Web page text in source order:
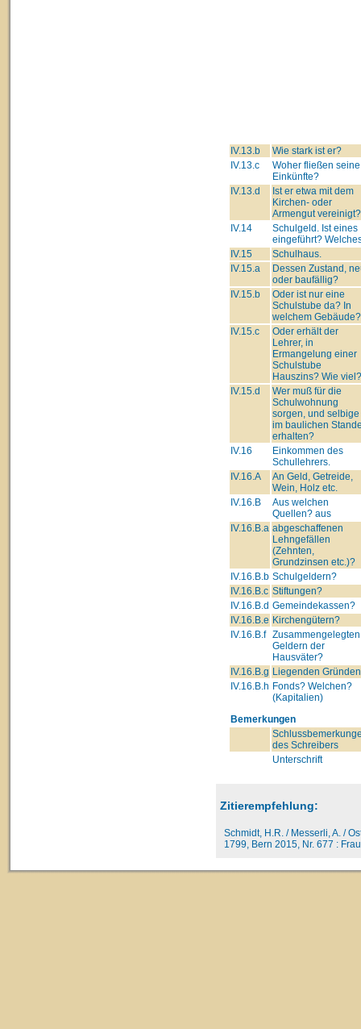
IV.13.b
Wie stark ist er?
IV.13.c
Woher fließen seine
Einkünfte?
IV.13.d
Ist er etwa mit dem
Kirchen- oder
Armengut vereinigt?
IV.14
Schulgeld. Ist eines
eingeführt?
IV.15
Schulhaus.
IV.15.a
Dessen Zustand,
oder baufällig?
IV.15.b
Oder ist nur eine
Schulstube da? In
welchem Gebäude?
IV.15.c
Oder erhält der
Lehrer, in
Ermangelung einer
Schulstube
Hauszins? Wie viel?
IV.15.d
Wer muß für die
Schulwohnung
sorgen, und selbige
im baulichen
erhalten?
IV.16
Einkommen des
Schullehrers.
IV.16.A
An Geld, Getreide,
Wein, Holz etc.
IV.16.B
Aus welchen
Quellen? aus
IV.16.B.a abgeschaffenen
Lehngefällen
(Zehnten,
Grundzinsen etc.)?
IV.16.B.b Schulgeldern?
IV.16.B.c Stiftungen?
IV.16.B.d Gemeindekassen?
IV.16.B.e Kirchengütern?
IV.16.B.f Zusammengelegten
Geldern der
Hausväter?
IV.16.B.g Liegenden
IV.16.B.h Fonds? Welchen?
(Kapitalien)
Bemerkungen
des Schreibers
Unterschrift
Zitierempfehlung:
Schmidt, H.R. / Messerli, A. /
1799, Bern 2015, Nr. 677 :